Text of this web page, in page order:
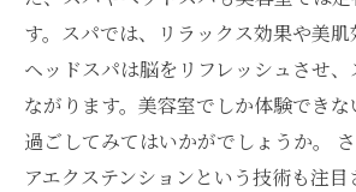
す。スパでは、リラックス効果や美肌
ヘッドスパは脳をリフレッシュさせ
ながります。美容室でしか体験でき
過ごしてみてはいかがでしょうか。
アエクステンションという技術も注目